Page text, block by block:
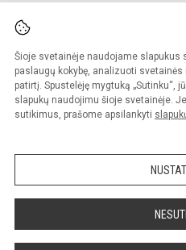
Šioje svetainėje naudojame
paslaugų kokybę, analizuoti
patirtį. Spustelėję mygtuką „Sutinku“,
slapukų naudojimu šioje svetainėje.
sutikimus, prašome apsilankyti
© 2020. Alytaus r. meno ir sporto
Kopijuoti turinį be raštiško
Prieinamumo paraiška
Sumanus būdas atnaujinti